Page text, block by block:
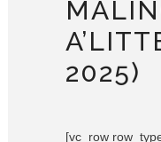
2025)
[vc_row